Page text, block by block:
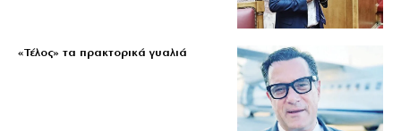
«Τέλος» τα πρακτορικά γυαλιά